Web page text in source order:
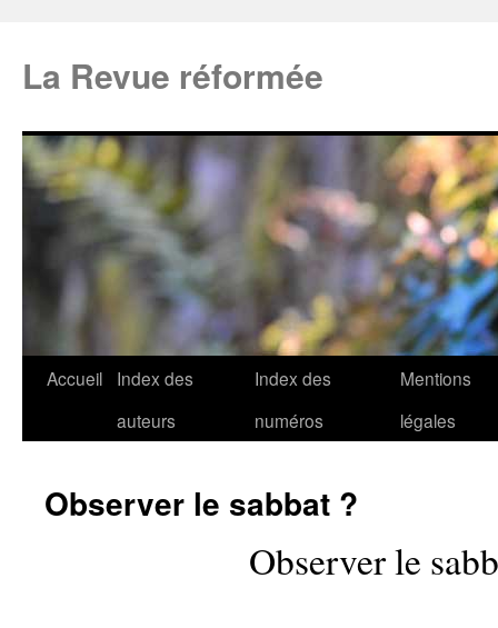
La Revue réformée
Accueil
Index des
auteurs
Index des
numéros
Mentions
légales
Observer le sabbat ?
Observer le